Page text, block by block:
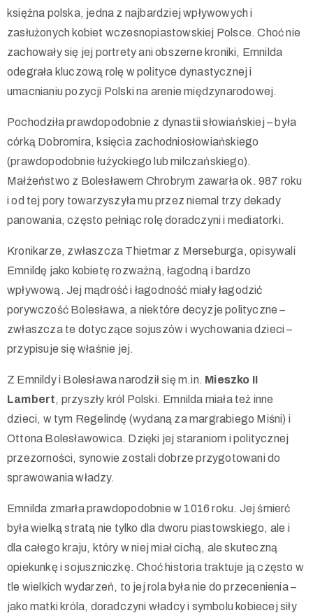
księżna polska, jedna z najbardziej wpływowych i
zasłużonych kobiet wczesnopiastowskiej Polsce. Choć nie
zachowały się jej portrety ani obszerne kroniki, Emnilda
odegrała kluczową rolę w polityce dynastycznej i
umacnianiu pozycji Polski na arenie międzynarodowej.
Pochodziła prawdopodobnie z dynastii słowiańskiej – była
córką Dobromira, księcia zachodniosłowiańskiego
(prawdopodobnie łużyckiego lub milczańskiego).
Małżeństwo z Bolesławem Chrobrym zawarła ok. 987 roku
i od tej pory towarzyszyła mu przez niemal trzy dekady
panowania, często pełniąc rolę doradczyni i mediatorki.
Kronikarze, zwłaszcza Thietmar z Merseburga, opisywali
Emnildę jako kobietę rozważną, łagodną i bardzo
wpływową. Jej mądrość i łagodność miały łagodzić
porywczość Bolesława, a niektóre decyzje polityczne –
zwłaszcza te dotyczące sojuszów i wychowania dzieci –
przypisuje się właśnie jej.
Z Emnildy i Bolesława narodził się m.in. Mieszko II
Lambert, przyszły król Polski. Emnilda miała też inne
dzieci, w tym Regelindę (wydaną za margrabiego Miśni) i
Ottona Bolesławowica. Dzięki jej staraniom i politycznej
przezorności, synowie zostali dobrze przygotowani do
sprawowania władzy.
Emnilda zmarła prawdopodobnie w 1016 roku. Jej śmierć
była wielką stratą nie tylko dla dworu piastowskiego, ale i
dla całego kraju, który w niej miał cichą, ale skuteczną
opiekunkę i sojuszniczkę. Choć historia traktuje ją często w
tle wielkich wydarzeń, to jej rola była nie do przecenienia –
jako matki króla, doradczyni władcy i symbolu kobiecej siły